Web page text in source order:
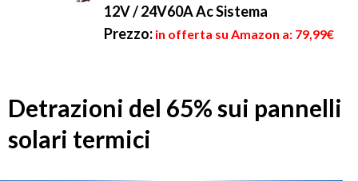
12V / 24V60A Ac Sistema
Prezzo: in offerta su Amazon a: 79,99€
Detrazioni del 65% sui pannelli
solari termici